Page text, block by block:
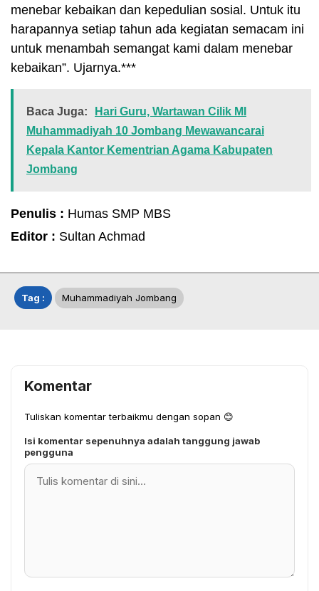
menebar kebaikan dan kepedulian sosial. Untuk itu
harapannya setiap tahun ada kegiatan semacam ini
untuk menambah semangat kami dalam menebar
kebaikan”. Ujarnya.***
Baca Juga:
Hari Guru, Wartawan Cilik MI
Muhammadiyah 10 Jombang Mewawancarai
Kepala Kantor Kementrian Agama Kabupaten
Jombang
Penulis : Humas SMP MBS
Editor : Sultan Achmad
Tag : Muhammadiyah Jombang
Komentar
Tuliskan komentar terbaikmu dengan sopan 😊
Isi komentar sepenuhnya adalah tanggung jawab
pengguna